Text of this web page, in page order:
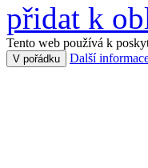
přidat k
Tento web používá k
V pořádku Další